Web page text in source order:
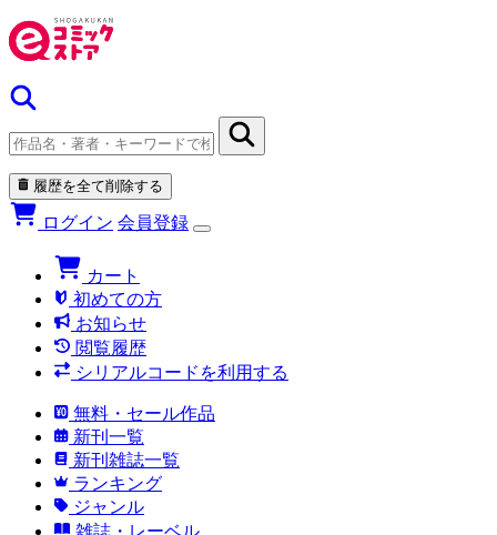
履歴を全て削除する
ログイン 会員登録
カート
初めての方
お知らせ
閲覧履歴
シリアルコードを利用する
無料・セール作品
新刊一覧
新刊雑誌一覧
ランキング
ジャンル
雑誌・レーベル